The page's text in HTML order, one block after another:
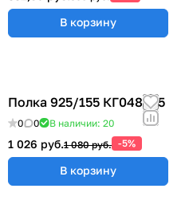
В корзину
Полка 925/155 КГ048825
0 0 В наличии: 20
1 026 руб.1 080 руб. -5%
В корзину